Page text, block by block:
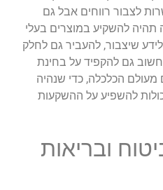
לצבור רווחים אבל גם
תהיה להשקיע במוצרים בעלי
שיצבור, להעביר גם לחלק
חשוב גם להקפיד על בחינת
מעולם הכלכלה, כדי שנהיה
להשפיע על ההשקעות
ובריאות